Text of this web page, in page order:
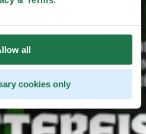
all
cookies only